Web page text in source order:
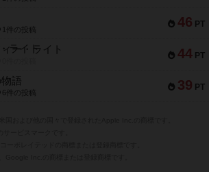
46 PT
1件の投稿
44 PT
ー・ライト
39 PT
語
6件の投稿